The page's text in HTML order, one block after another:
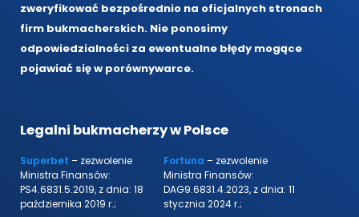
zweryfikować bezpośrednio na oficjalnych stronach
firm bukmacherskich. Nie ponosimy
odpowiedzialności za ewentualne błędy mogące
pojawiać się w porównywarce.
Legalni bukmacherzy w Polsce
Superbet – zezwolenie
Ministra Finansów:
PS4.6831.5.2019, z dnia: 18
października 2019 r.;
Fortuna – zezwolenie
Ministra Finansów:
DAG9.6831.4.2023, z dnia: 11
stycznia 2024 r.;